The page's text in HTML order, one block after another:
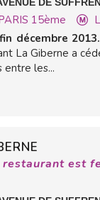
15ème
décembre
La Giberne a
entre les...
restaurant est